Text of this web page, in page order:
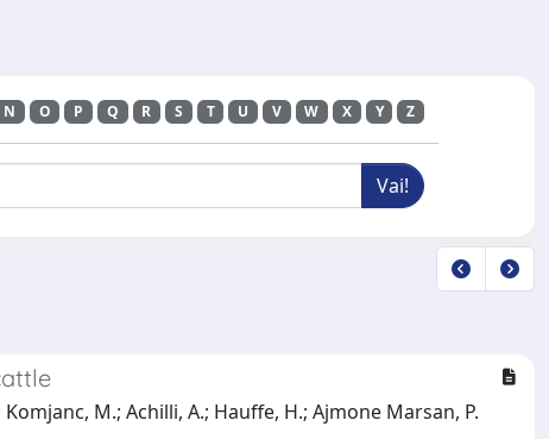
N O P Q R S T U V W X Y Z
M.; Achilli, A.; Hauffe, H.; Ajmone Marsan, P.